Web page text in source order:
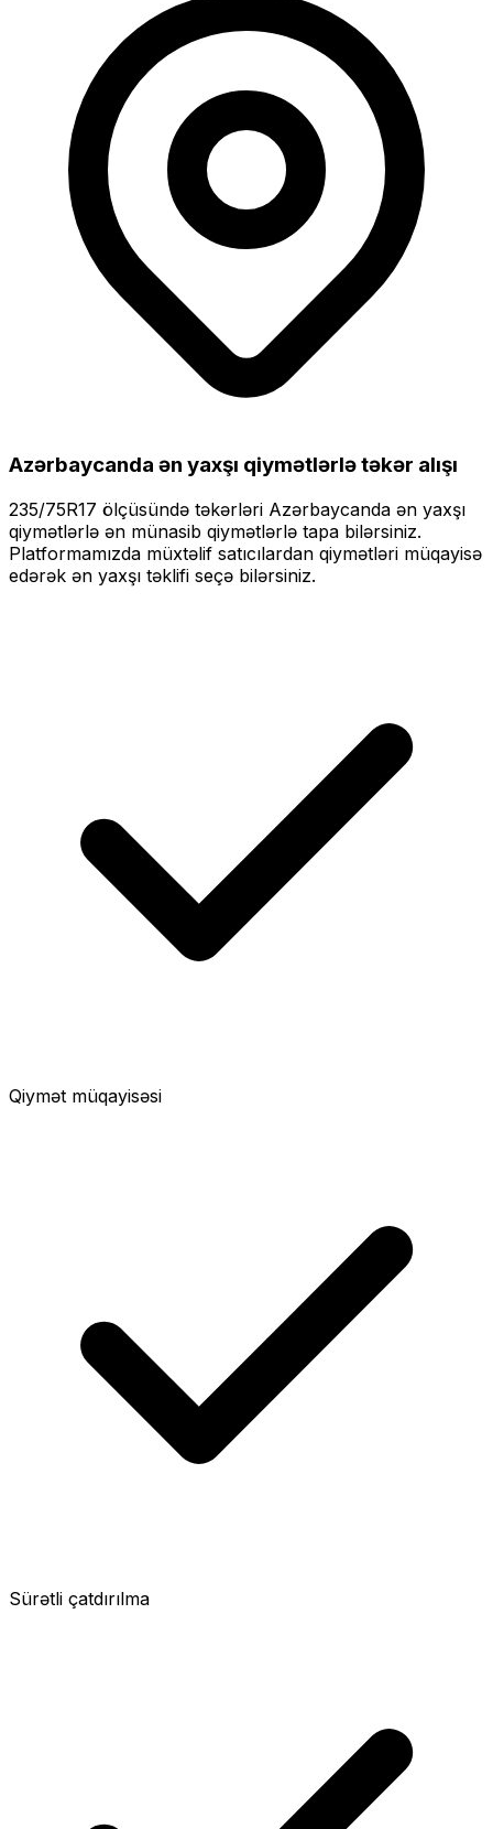
Azərbaycanda ən yaxşı qiymətlərlətəkər alışı
235/75R17 ölçüsündə təkərləri Azərbaycanda ən yaxşı
qiymətlərlə ən münasib qiymətlərlə tapa bilərsiniz.
Platformamızda müxtəlif satıcılardan qiymətləri müqayisə
edərək ən yaxşı təklifi seçə bilərsiniz.
Qiymət müqayisəsi
Sürətli çatdırılma